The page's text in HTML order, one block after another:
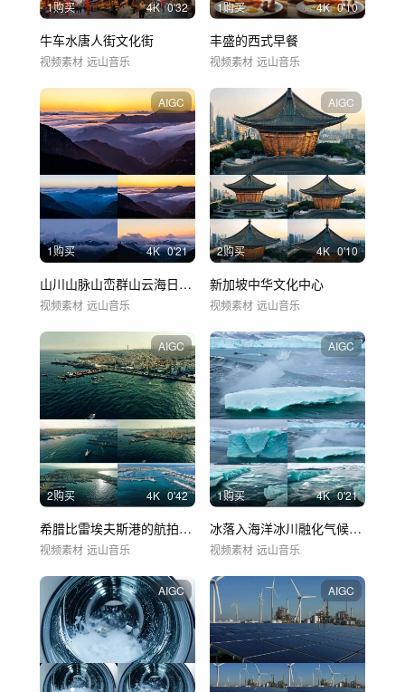
1购买 4K 0'32
牛车水唐人街文化街
视频素材 远山音乐
1购买 4K 0'10
丰盛的西式早餐
视频素材 远山音乐
AIGC
1购买 4K 0'21
山川山脉山峦群山云海日出延时
视频素材 远山音乐
AIGC
2购买 4K 0'10
新加坡中华文化中心
视频素材 远山音乐
AIGC
2购买 4K 0'42
希腊比雷埃夫斯港的航拍视频
视频素材 远山音乐
AIGC
1购买 4K 0'21
冰落入海洋冰川融化气候变暖温室效应
视频素材 远山音乐
AIGC AIGC